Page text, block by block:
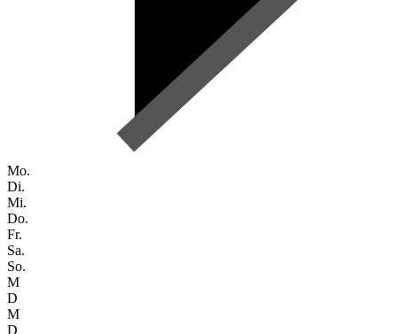
Mo.
Di.
Mi.
Do.
Fr.
Sa.
So.
M
D
M
D